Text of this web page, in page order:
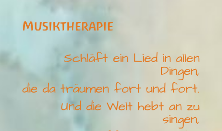
Musiktherapie
Schläft ein Lied in allen
Dingen,
die da träumen fort und fort.
Und die Welt hebt an zu
singen,